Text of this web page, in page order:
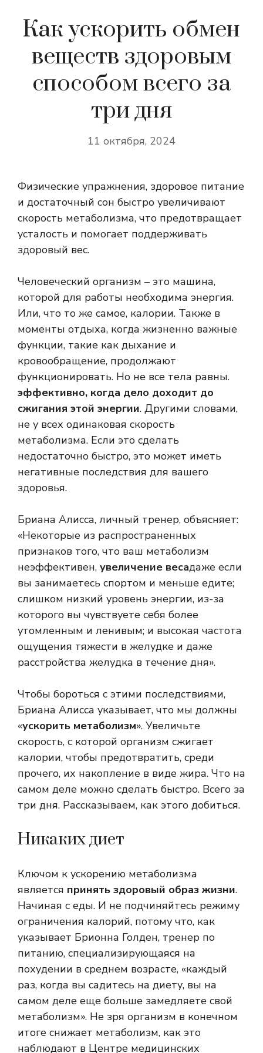
Как ускорить обмен
веществ здоровым
способом всего за
три дня
11 октября, 2024
Физические упражнения, здоровое питание
и достаточный сон быстро увеличивают
скорость метаболизма, что предотвращает
усталость и помогает поддерживать
здоровый вес.
Человеческий организм – это машина,
которой для работы необходима энергия.
Или, что то же самое, калории. Также в
моменты отдыха, когда жизненно важные
функции, такие как дыхание и
кровообращение, продолжают
функционировать. Но не все тела равны.
эффективно, когда дело доходит до
сжигания этой энергии. Другими словами,
не у всех одинаковая скорость
метаболизма. Если это сделать
недостаточно быстро, это может иметь
негативные последствия для вашего
здоровья.
Бриана Алисса, личный тренер, объясняет:
«Некоторые из распространенных
признаков того, что ваш метаболизм
неэффективен, увеличение весадаже если
вы занимаетесь спортом и меньше едите;
слишком низкий уровень энергии, из-за
которого вы чувствуете себя более
утомленным и ленивым; и высокая частота
ощущения тяжести в желудке и даже
расстройства желудка в течение дня».
Чтобы бороться с этими последствиями,
Бриана Алисса указывает, что мы должны
«ускорить метаболизм». Увеличьте
скорость, с которой организм сжигает
калории, чтобы предотвратить, среди
прочего, их накопление в виде жира. Что на
самом деле можно сделать быстро. Всего за
три дня. Рассказываем, как этого добиться.
Никаких диет
Ключом к ускорению метаболизма
является принять здоровый образ жизни.
Начиная с еды. И не подчиняйтесь режиму
ограничения калорий, потому что, как
указывает Брионна Голден, тренер по
питанию, специализирующаяся на
похудении в среднем возрасте, «каждый
раз, когда вы садитесь на диету, вы на
самом деле еще больше замедляете свой
метаболизм». Не зря организм в конечном
итоге снижает метаболизм, как это
наблюдают в Центре медицинских